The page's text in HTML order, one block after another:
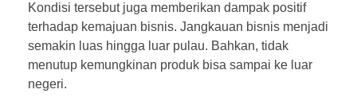
Kondisi tersebut juga memberikan dampak positif
terhadap kemajuan bisnis. Jangkauan bisnis menjadi
semakin luas hingga luar pulau. Bahkan, tidak
menutup kemungkinan produk bisa sampai ke luar
negeri.